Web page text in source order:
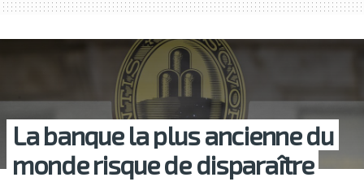
La banque la plus ancienne du
monde risque de disparaître